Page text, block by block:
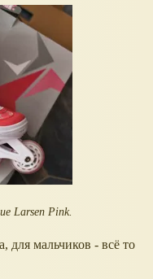
Larsen Pink.
для мальчиков - всё то